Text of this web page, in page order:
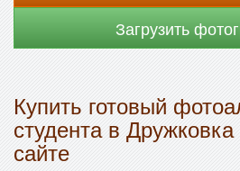
Загрузить
Купить готовый
студента в
сайте